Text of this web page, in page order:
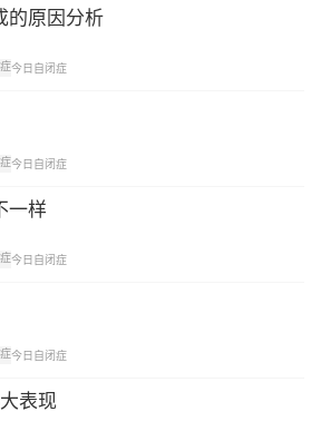
用不粘胶粘一条2米长10厘米宽
走一半的距离，允许偶尔走出界
子走完全程，尽量不要走出界
的原因分析
今日自闭症
今日自闭症
一样
今日自闭症
今日自闭症
表现